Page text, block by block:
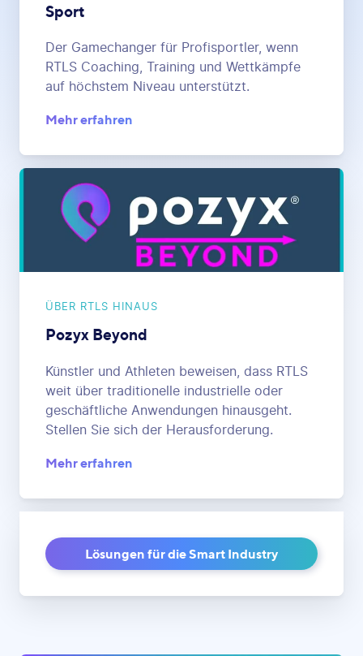
Sport
Der Gamechanger für Profisportler, wenn
RTLS Coaching, Training und Wettkämpfe
auf höchstem Niveau unterstützt.
Mehr erfahren
ÜBER RTLS HINAUS
Pozyx Beyond
Künstler und Athleten beweisen, dass RTLS
weit über traditionelle industrielle oder
geschäftliche Anwendungen hinausgeht.
Stellen Sie sich der Herausforderung.
Mehr erfahren
Lösungen für die Smart Industry